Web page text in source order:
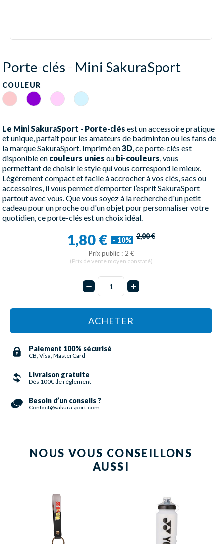
Porte-clés - Mini SakuraSport
COULEUR
Rose Violet Blanc/RoseBlanc/Bleu
Le Mini SakuraSport - Porte-clés est un accessoire pratique
et unique, parfait pour les amateurs de badminton ou les fans de
la marque SakuraSport. Imprimé en3D , ce porte-clés est
disponible en couleurs unies ou bi-couleurs , vous
permettant de choisir le style qui vous correspond le mieux.
Légèrement compact et facile à accrocher à vos clés, sacs ou
accessoires, il vous permet d’emporter l’esprit SakuraSport
partout avec vous. Que vous soyez à la recherche d'un petit
cadeau pour un proche ou d'un objet pour personnaliser votre
quotidien, ce porte-clés est un choix idéal.
1,80 € - 10% 2,00 €
Prix public : 2 €
(Prix de vente moyen constaté)
ACHETER
Paiement 100% sécurisé
CB, Visa, MasterCard
Livraison gratuite
Dès 100€ de règlement
Besoin d’un conseils ?
Contact@sakurasport.com
NOUS VOUS CONSEILLONS
AUSSI